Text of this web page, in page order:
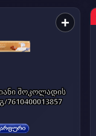
+
შოკოლადის